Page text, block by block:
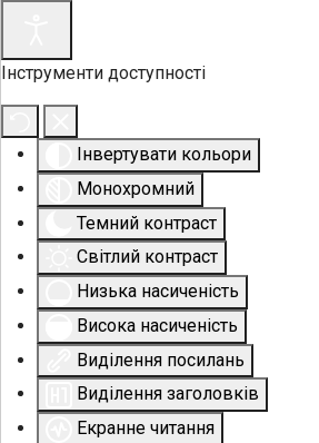
Інструменти доступності
Інвертувати кольори
Монохромний
Темний контраст
Світлий контраст
Низька насиченість
Висока насиченість
Виділення посилань
Виділення заголовків
Екранне читання